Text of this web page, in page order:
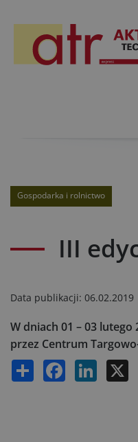
Gospodarka i rolnictwo
III
Data publikacji: 06.02.2019
W dniach 01 – 03
przez Centrum
Share Facebook LinkedIn